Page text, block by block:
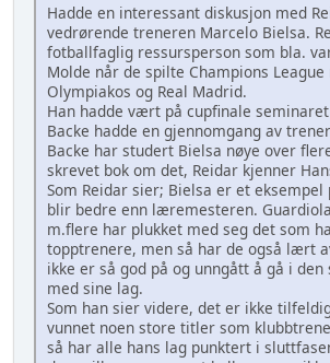
Hadde en interessant diskusjon med
vedrørende treneren Marcelo Bielsa.
fotballfaglig ressursperson som bla.
Molde når de spilte Champions
Olympiakos og Real Madrid.
Han hadde vært på cupfinale
Backe hadde en gjennomgang av
Backe har studert Bielsa nøye over
skrevet bok om det, Reidar kjenner
Som Reidar sier; Bielsa er et eksempel
blir bedre enn læremesteren.
m.flere har plukket med seg det som
topptrenere, men så har de også lært
ikke er så god på og unngått å gå i
med sine lag.
Som han sier videre, det er ikke
vunnet noen store titler som
så har alle hans lag punktert i